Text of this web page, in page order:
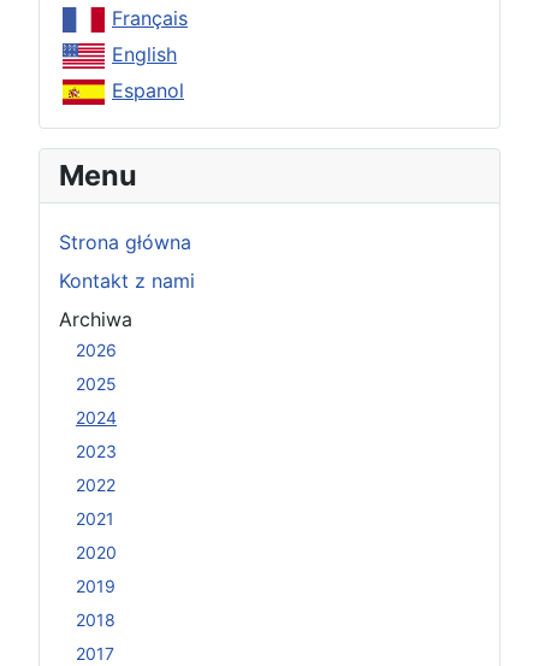
Français
English
Espanol
Menu
Strona główna
Kontakt z nami
Archiwa
2026
2025
2024
2023
2022
2021
2020
2019
2018
2017